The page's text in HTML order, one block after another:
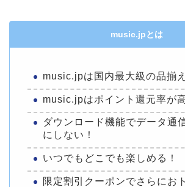
music.jpとは
music.jpは国内最大級の品揃え
music.jpはポイント還元率が高
ダウンロード機能でデータ通
にしない！
いつでもどこでも楽しめる！
限定割引クーポンでさらにお